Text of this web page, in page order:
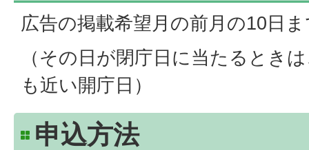
広告の掲載希望月の前月の10日
（その日が閉庁日に当たるとき
も近い開庁日）
申込方法